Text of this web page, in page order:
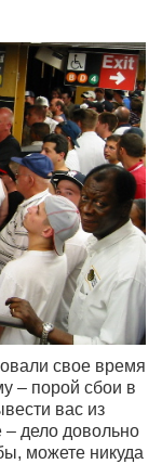
свое время
– порой сбои в
вас из
дело довольно
можете никуда